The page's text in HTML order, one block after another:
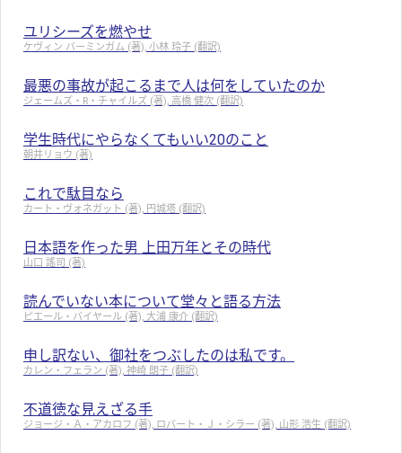
ユリシーズを燃やせ
ケヴィン バーミンガム (著), 小林 玲子 (翻訳)
最悪の事故が起こるまで人は何をしていたのか
ジェームズ・R・チャイルズ (著), 高橋 健次 (翻訳)
学生時代にやらなくてもいい20のこと
朝井リョウ (著)
これで駄目なら
カート・ヴォネガット (著), 円城塔 (翻訳)
日本語を作った男 上田万年とその時代
山口 謠司 (著)
読んでいない本について堂々と語る方法
ピエール・バイヤール (著), 大浦 康介 (翻訳)
申し訳ない、御社をつぶしたのは私です。
カレン・フェラン (著), 神崎 朗子 (翻訳)
不道徳な見えざる手
ジョージ・Ａ・アカロフ (著), ロバート・Ｊ・シラー (著), 山形 浩生 (翻訳)